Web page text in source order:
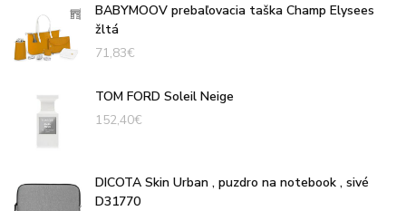
BABYMOOV prebaľovacia taška Champ Elysees
žltá
71,83€
TOM FORD Soleil Neige
152,40€
DICOTA Skin Urban , puzdro na notebook , sivé
D31770